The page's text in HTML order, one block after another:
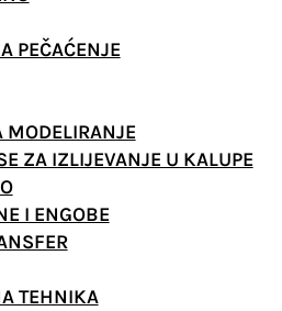
PEČAĆENJE
MODELIRANJE
ZA IZLIJEVANJE U KALUPE
I ENGOBE
TEHNIKA